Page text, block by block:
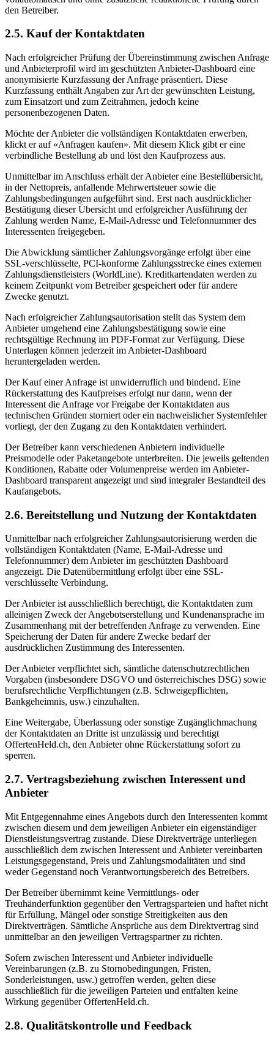
den Betreiber.
2.5. Kauf der Kontaktdaten
Nach erfolgreicher Prüfung der Übereinstimmung zwischen Anfrage
und Anbieterprofil wird im geschützten Anbieter-Dashboard eine
anonymisierte Kurzfassung der Anfrage präsentiert. Diese
Kurzfassung enthält Angaben zur Art der gewünschten Leistung,
zum Einsatzort und zum Zeitrahmen, jedoch keine
personenbezogenen Daten.
Möchte der Anbieter die vollständigen Kontaktdaten erwerben,
klickt er auf «Anfragen kaufen». Mit diesem Klick gibt er eine
verbindliche Bestellung ab und löst den Kaufprozess aus.
Unmittelbar im Anschluss erhält der Anbieter eine Bestellübersicht,
in der Nettopreis, anfallende Mehrwertsteuer sowie die
Zahlungsbedingungen aufgeführt sind. Erst nach ausdrücklicher
Bestätigung dieser Übersicht und erfolgreicher Ausführung der
Zahlung werden Name, E-Mail-Adresse und Telefonnummer des
Interessenten freigegeben.
Die Abwicklung sämtlicher Zahlungsvorgänge erfolgt über eine
SSL-verschlüsselte, PCI-konforme Zahlungsstrecke eines externen
Zahlungsdienstleisters (WorldLine). Kreditkartendaten werden zu
keinem Zeitpunkt vom Betreiber gespeichert oder für andere
Zwecke genutzt.
Nach erfolgreicher Zahlungsautorisation stellt das System dem
Anbieter umgehend eine Zahlungsbestätigung sowie eine
rechtsgültige Rechnung im PDF-Format zur Verfügung. Diese
Unterlagen können jederzeit im Anbieter-Dashboard
heruntergeladen werden.
Der Kauf einer Anfrage ist unwiderruflich und bindend. Eine
Rückerstattung des Kaufpreises erfolgt nur dann, wenn der
Interessent die Anfrage vor Freigabe der Kontaktdaten aus
technischen Gründen storniert oder ein nachweislicher Systemfehler
vorliegt, der den Zugang zu den Kontaktdaten verhindert.
Der Betreiber kann verschiedenen Anbietern individuelle
Preismodelle oder Paketangebote unterbreiten. Die jeweils geltenden
Konditionen, Rabatte oder Volumenpreise werden im Anbieter-
Dashboard transparent angezeigt und sind integraler Bestandteil des
Kaufangebots.
2.6. Bereitstellung und Nutzung der Kontaktdaten
Unmittelbar nach erfolgreicher Zahlungsautorisierung werden die
vollständigen Kontaktdaten (Name, E-Mail-Adresse und
Telefonnummer) dem Anbieter im geschützten Dashboard
angezeigt. Die Datenübermittlung erfolgt über eine SSL-
verschlüsselte Verbindung.
Der Anbieter ist ausschließlich berechtigt, die Kontaktdaten zum
alleinigen Zweck der Angebotserstellung und Kundenansprache im
Zusammenhang mit der betreffenden Anfrage zu verwenden. Eine
Speicherung der Daten für andere Zwecke bedarf der
ausdrücklichen Zustimmung des Interessenten.
Der Anbieter verpflichtet sich, sämtliche datenschutzrechtlichen
Vorgaben (insbesondere DSGVO und österreichisches DSG) sowie
berufsrechtliche Verpflichtungen (z.B. Schweigepflichten,
Bankgeheimnis, usw.) einzuhalten.
Eine Weitergabe, Überlassung oder sonstige Zugänglichmachung
der Kontaktdaten an Dritte ist unzulässig und berechtigt
OffertenHeld.ch, den Anbieter ohne Rückerstattung sofort zu
sperren.
2.7. Vertragsbeziehung zwischen Interessent und
Anbieter
Mit Entgegennahme eines Angebots durch den Interessenten kommt
zwischen diesem und dem jeweiligen Anbieter ein eigenständiger
Dienstleistungsvertrag zustande. Diese Direktverträge unterliegen
ausschließlich dem zwischen Interessent und Anbieter vereinbarten
Leistungsgegenstand, Preis und Zahlungsmodalitäten und sind
weder Gegenstand noch Verantwortungsbereich des Betreibers.
Der Betreiber übernimmt keine Vermittlungs- oder
Treuhänderfunktion gegenüber den Vertragsparteien und haftet nicht
für Erfüllung, Mängel oder sonstige Streitigkeiten aus den
Direktverträgen. Sämtliche Ansprüche aus dem Direktvertrag sind
unmittelbar an den jeweiligen Vertragspartner zu richten.
Sofern zwischen Interessent und Anbieter individuelle
Vereinbarungen (z.B. zu Stornobedingungen, Fristen,
Sonderleistungen, usw.) getroffen werden, gelten diese
ausschließlich für die jeweiligen Parteien und entfalten keine
Wirkung gegenüber OffertenHeld.ch.
2.8. Qualitätskontrolle und Feedback